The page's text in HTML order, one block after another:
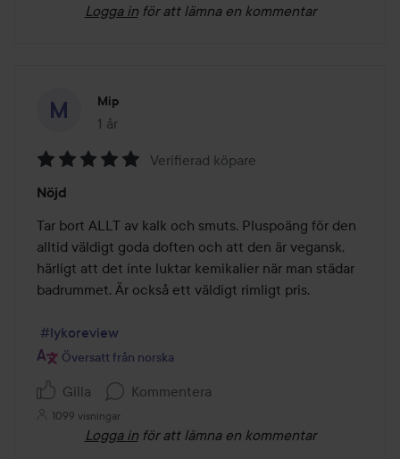
Logga in för att lämna en kommentar
Mip
1 år
Inlägget skapades 1 år
5
av
5
Verifierad köpare
Nöjd
Tar bort ALLT av kalk och smuts. Pluspoäng för den
alltid väldigt goda doften och att den är vegansk,
härligt att det inte luktar kemikalier när man städar
badrummet. Är också ett väldigt rimligt pris.
#lykoreview
Översatt från norska
Gilla Kommentera
1099 visningar
Logga in för att lämna en kommentar